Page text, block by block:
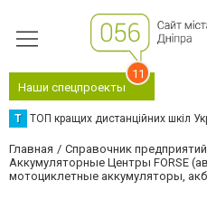
Наши спецпроекты
11
Т ТОП кращих дистанційних шкіл
Главная Справочник предприятий
Аккумуляторные Центры FORSE
мотоциклетные аккумуляторы,